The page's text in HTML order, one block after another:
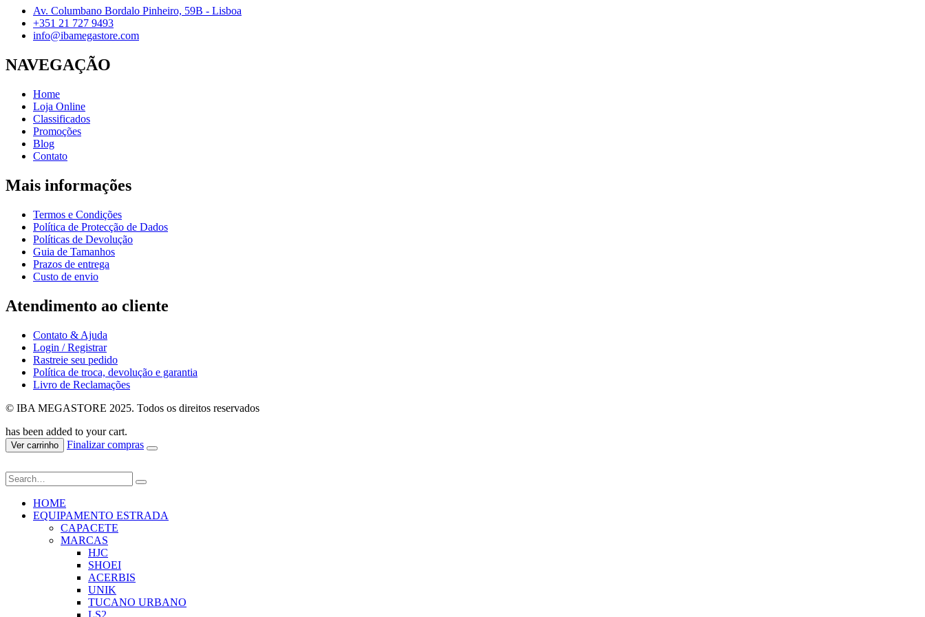
Av. Columbano Bordalo Pinheiro, 59B - Lisboa
+351 21 727 9493
info@ibamegastore.com
NAVEGAÇÃO
Home
Loja Online
Classificados
Promoções
Blog
Contato
Mais informações
Termos e Condições
Política de Protecção de Dados
Políticas de Devolução
Guia de Tamanhos
Prazos de entrega
Custo de envio
Atendimento ao cliente
Contato & Ajuda
Login / Registrar
Rastreie seu pedido
Política de troca, devolução e garantia
Livro de Reclamações
© IBA MEGASTORE 2025. Todos os direitos reservados
has been added to your cart.
Ver carrinho Finalizar compras
HOME
EQUIPAMENTO ESTRADA
CAPACETE
MARCAS
HJC
SHOEI
ACERBIS
UNIK
TUCANO URBANO
LS2